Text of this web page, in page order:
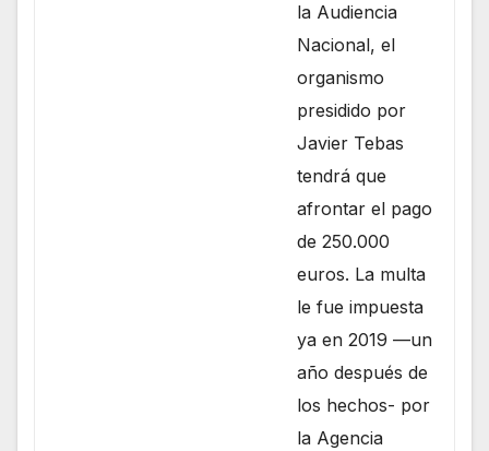
la Audiencia
Nacional, el
organismo
presidido por
Javier Tebas
tendrá que
afrontar el pago
de 250.000
euros. La multa
le fue impuesta
ya en 2019 —un
año después de
los hechos- por
la Agencia